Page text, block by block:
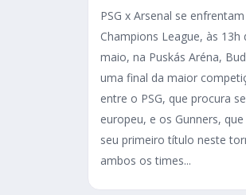
PSG x Arsenal se
Champions League, às 13h
maio, na Puskás Aréna,
uma final da maior
entre o PSG, que procura
europeu, e os Gunners,
seu primeiro título neste
ambos os times...